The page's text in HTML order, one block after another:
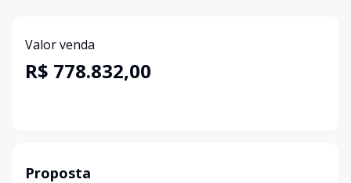
Valor venda
R$ 778.832,00
Proposta